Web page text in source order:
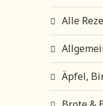
Alle
Äpfel,